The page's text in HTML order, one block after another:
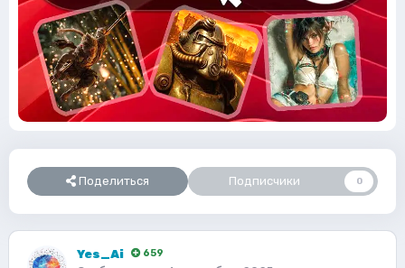
Поделиться Подписчики 0
Yes_Ai 659